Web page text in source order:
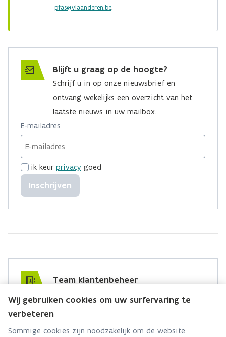
pfas@vlaanderen.be.
Blijft u graag op de hoogte?
Schrijf u in op onze nieuwsbrief en
ontvang wekelijks een overzicht van het
laatste nieuws in uw mailbox.
E-mailadres
ik keur privacy goed
Inschrijven
Team klantenbeheer
Hebt u een vraag voor dit team? Stel ze hier:
Via contact formulier
Wij gebruiken cookies om uw surfervaring te
verbeteren
Sommige cookies zijn noodzakelijk om de website